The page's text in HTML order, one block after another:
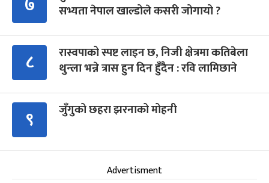
सभ्यता नेपाल खाल्डोले कसरी जोगायो ?
८
रास्वपाको स्पष्ट लाइन छ, निजी क्षेत्रमा कतिबेला
थुन्ला भन्ने त्रास हुन दिन हुँदैन : रवि लामिछाने
९ जुँगुको छहरा झरनाको मोहनी
Advertisment